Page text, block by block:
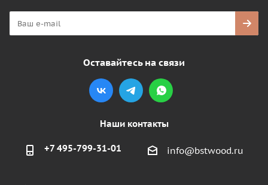
Оставайтесь на связи
Наши контакты
+7 495-799-31-01 info@bstwood.ru